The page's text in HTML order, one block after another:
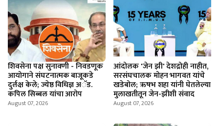
शिवसेना पक्ष सुनावणी - निवडणूक
आयोगाने संघटनात्मक बाजूकडे
दुर्लक्ष केले; ज्येष्ठ विधिज्ञ अॅड.
कपिल सिब्बल यांचा आरोप
August 07, 2026
आंदोलक 'जेन झी' देशद्रोही नाहीत,
सरसंघचालक मोहन भागवत यांचे
खडेबोल; ऋषभ शहा यांनी घेतलेल्या
मुलाखतीतून जेन-झीशी संवाद
August 07, 2026